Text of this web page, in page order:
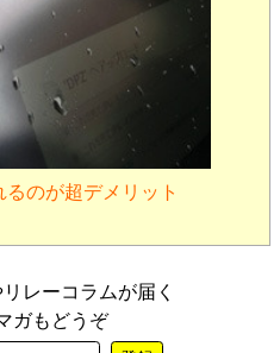
のが超デメリット
レーコラムが届く
ガもどうぞ